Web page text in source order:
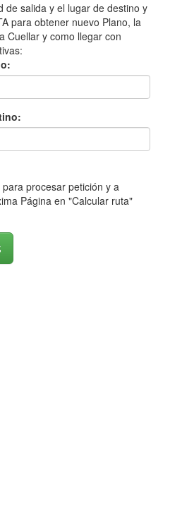
de salida y el lugar de destino y
para obtener nuevo Plano, la
Cuellar y como llegar con
procesar petición y a
Página en "Calcular ruta"